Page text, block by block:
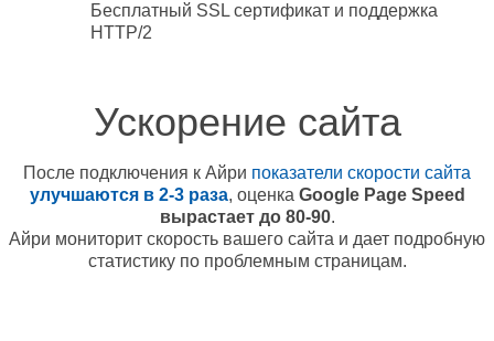
Бесплатный SSL сертификат и поддержка
HTTP/2
Ускорение сайта
После подключения к Айри показатели скорости сайта
улучшаются в 2-3 раза, оценка Google Page Speed
вырастает до 80-90.
Айри мониторит скорость вашего сайта и дает подробную
статистику по проблемным страницам.